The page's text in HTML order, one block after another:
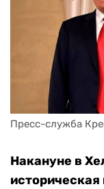
Пресс-служба
Накануне в